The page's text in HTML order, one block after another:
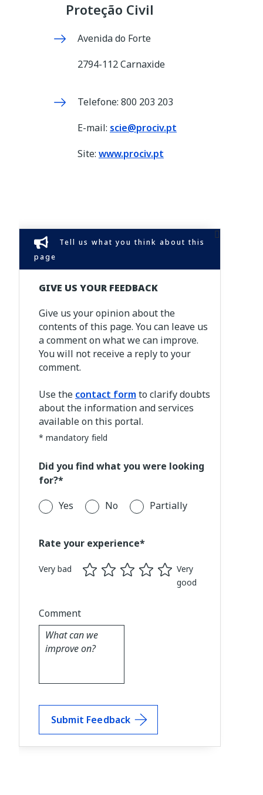
Proteção Civil
Avenida do Forte
2794-112 Carnaxide
Telefone: 800 203 203
E-mail: scie@prociv.pt
Site: www.prociv.pt
Tell us what you think about this
page
GIVE US YOUR FEEDBACK
Give us your opinion about the
contents of this page. You can leave us
a comment on what we can improve.
You will not receive a reply to your
comment.
Use the contact form to clarify doubts
about the information and services
available on this portal.
* mandatory field
Did you find what you were looking
for?*
Yes
No Partially
Rate your experience*
Very bad
Very
good
Comment
Submit Feedback